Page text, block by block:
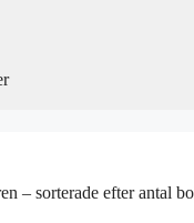
– sorterade efter antal